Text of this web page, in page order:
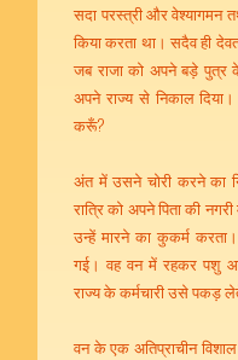
सदा परस्त्री और वेश्यागमन
किया करता था। सदैव ही
जब राजा को अपने बड़े पुत्र
अपने राज्य से निकाल
करूँ?
अंत में उसने चोरी करने का
रात्रि को अपने पिता की
उन्हें मारने का कुकर्म
गई। वह वन में रहकर पशु
राज्य के कर्मचारी उसे पकड़
वन के एक अतिप्राचीन